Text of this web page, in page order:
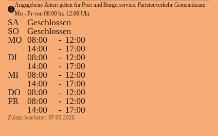
Angegebene Zeiten gelten für Post und Bürgerservice. Parteienverkehr Gemeindeamt
Mo - Fr von 08:00 bis 12:00 Uhr.
SA
Geschlossen
SO
Geschlossen
MO 08:00 - 12:00
14:00
- 17:00
DI
08:00 - 12:00
14:00
- 17:00
MI
08:00 - 12:00
14:00
- 17:00
DO
08:00 - 12:00
FR
08:00 - 12:00
14:00
- 17:00
Zuletzt bearbeitet: 07.05.2026